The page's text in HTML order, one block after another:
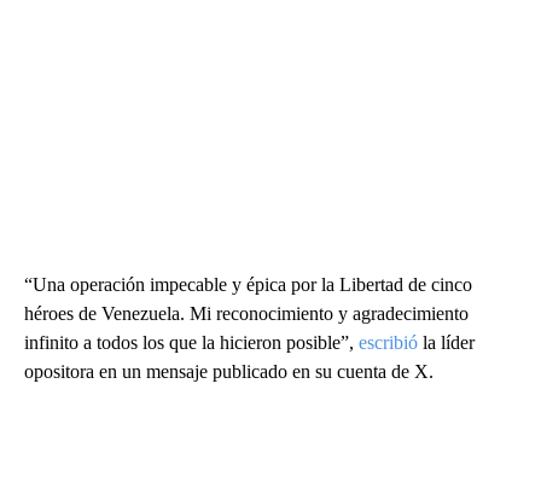
“Una operación impecable y épica por la Libertad de cinco
héroes de Venezuela. Mi reconocimiento y agradecimiento
infinito a todos los que la hicieron posible”, escribió la líder
opositora en un mensaje publicado en su cuenta de X.